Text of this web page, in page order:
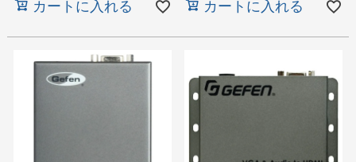
カートに入れる カートに入れる